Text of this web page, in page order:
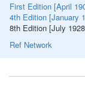
First Edition [April
4th Edition [January
8th Edition [July
Ref Network